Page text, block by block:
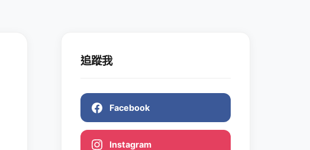
追蹤我
Facebook
Instagram